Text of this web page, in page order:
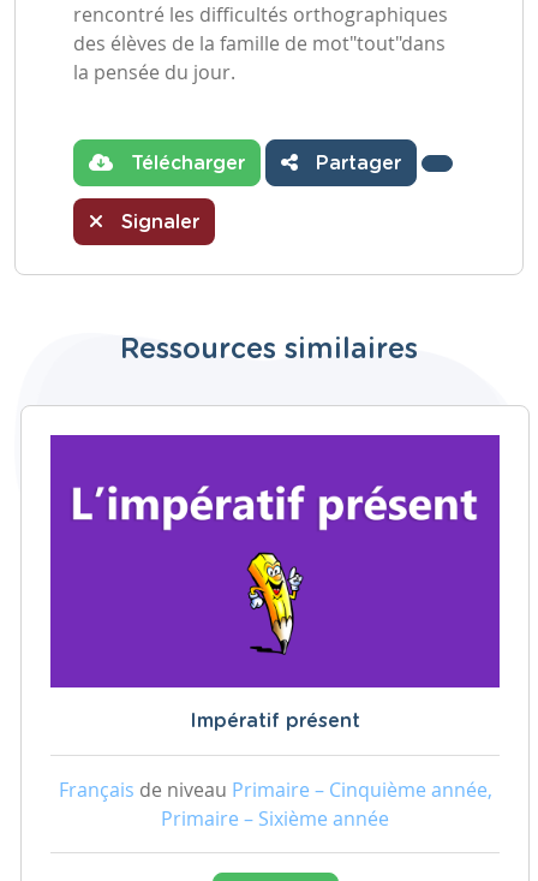
rencontré les difficultés orthographiques
des élèves de la famille de mot"tout"dans
la pensée du jour.
Télécharger Partager
Signaler
Ressources similaires
Impératif présent
Français de niveau Primaire – Cinquième année,
Primaire – Sixième année